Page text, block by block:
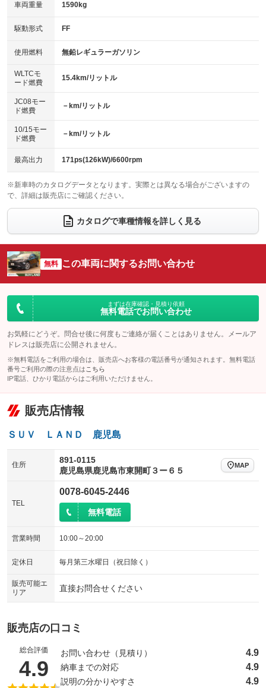
アイドリングストップ
：装備なし
USB入力端子
：装備あり
100V電源
：装備なし
センターデフロック
：装備なし
電動格納ミラー
：装備あり
キーレス
HID(キセノンライト)
：装備なし
バックカメラ
：装備あり
エアロ
：装備あり
：装備なし
パワーシート
ベンチシート
：装備なし
チップアップシート
：装備なし
：装備なし ：装備なし
ウォークスルー
：装備なし
電動リアゲート フロントカメラ
：装備あり
：装備なし ：装備あり
サイドカメラ
：装備あり ルーフレール
：装備なし
：装備なし
：装備なし
車両重量 1590kg
駆動形式 FF
使用燃料 無鉛レギュラーガソリン
WLTCモ
ード燃費
15.4km/リットル
JC08モー
ド燃費
－km/リットル
10/15モー
ド燃費
－km/リットル
最高出力 171ps(126kW)/6600rpm
※新車時のカタログデータとなります。実際とは異なる場合がございますの
で、詳細は販売店にご確認ください。
カタログで車種情報を詳しく見る
無料 この車両に関するお問い合わせ
まずは在庫確認・見積り依頼
無料電話でお問い合わせ
お気軽にどうぞ。問合せ後に何度もご連絡が届くことはありません。メールア
ドレスは販売店に公開されません。
※無料電話をご利用の場合は、販売店へお客様の電話番号が通知されます。無料電話
番号ご利用の際の注意点は こちら
IP電話、ひかり電話からはご利用いただけません。
販売店情報
ＳＵＶ ＬＡＮＤ 鹿児島
住所
891-0115
鹿児島県鹿児島市東開町３ー６５
MAP
TEL
0078-6045-2446
無料電話
営業時間 10:00～20:00
定休日 毎月第三水曜日（祝日除く）
販売可能エ
リア
直接お問合せください
販売店の口コミ
総合評価
4.9 （5点満点中）
お問い合わせ（見積り） 4.9
納車までの対応 4.9
説明の分かりやすさ 4.9